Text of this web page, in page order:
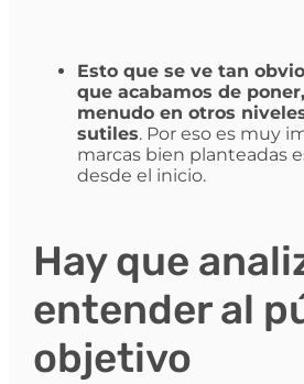
Esto que se ve tan
que acabamos de
menudo en otros
sutiles. Por eso es muy
marcas bien planteadas
desde el inicio.
Hay que
entender al
objetivo